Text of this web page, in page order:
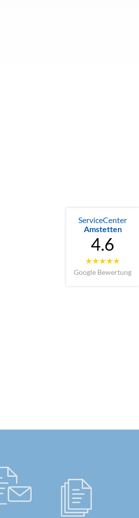
ServiceCenter
Amstetten
4.6
Google Bewertung